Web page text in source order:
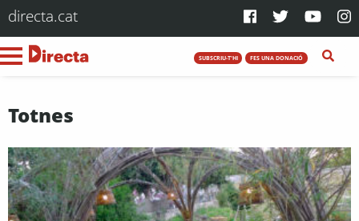
directa.cat
SUBSCRIU-T'HI FES UNA DONACIÓ
Totnes